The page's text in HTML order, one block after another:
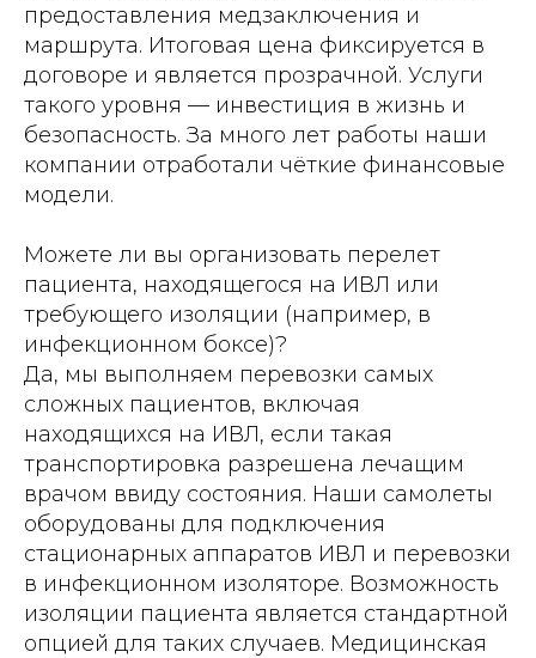
предоставления медзаключения и
маршрута. Итоговая цена фиксируется в
договоре и является прозрачной. Услуги
такого уровня — инвестиция в жизнь и
безопасность. За много лет работы наши
компании отработали чёткие финансовые
модели.
Можете ли вы организовать перелет
пациента, находящегося на ИВЛ или
требующего изоляции (например, в
инфекционном боксе)?
Да, мы выполняем перевозки самых
сложных пациентов, включая
находящихся на ИВЛ, если такая
транспортировка разрешена лечащим
врачом ввиду состояния. Наши самолеты
оборудованы для подключения
стационарных аппаратов ИВЛ и перевозки
в инфекционном изоляторе. Возможность
изоляции пациента является стандартной
опцией для таких случаев. Медицинская